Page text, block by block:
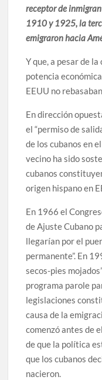
receptor de
1910 y 1925, la
emigraron hacia
Y que, a pesar de
potencia
EEUU no
En dirección
el “permiso de
de los cubanos en
vecino ha sido
cubanos
origen hispano en
En 1966 el
de Ajuste Cubano
llegarían por el
permanente”. En
secos-pies
programa parole
legislaciones
causa de la
comenzó antes de
de que la política
que los cubanos
nacieron.